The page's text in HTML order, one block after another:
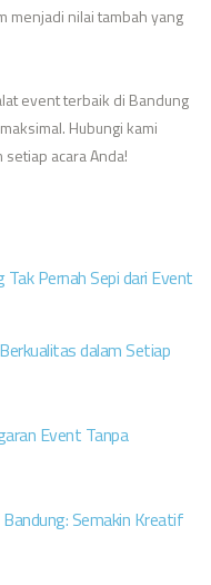
menjadi nilai tambah yang
event terbaik di Bandung
Hubungi kami
acara Anda!
Pernah Sepi dari Event
dalam Setiap
Event Tanpa
Semakin Kreatif